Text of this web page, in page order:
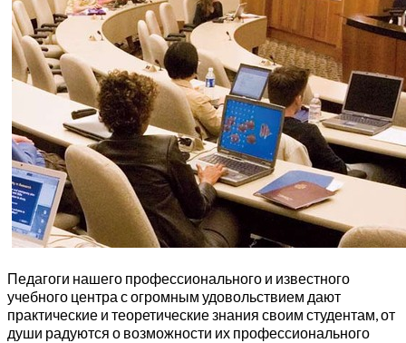
Педагоги нашего профессионального и известного
учебного центра с огромным удовольствием дают
практические и теоретические знания своим студентам, от
души радуются о возможности их профессионального